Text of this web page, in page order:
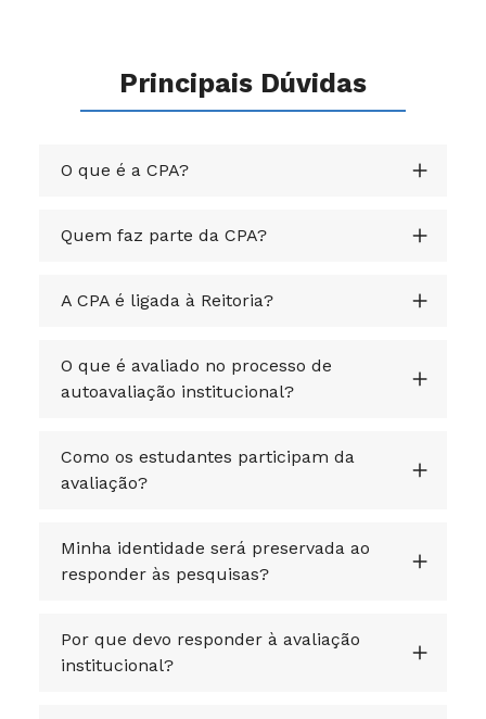
Principais Dúvidas
O que é a CPA?
Quem faz parte da CPA?
A CPA é ligada à Reitoria?
O que é avaliado no processo de
autoavaliação institucional?
Como os estudantes participam da
avaliação?
Minha identidade será preservada ao
responder às pesquisas?
Por que devo responder à avaliação
institucional?